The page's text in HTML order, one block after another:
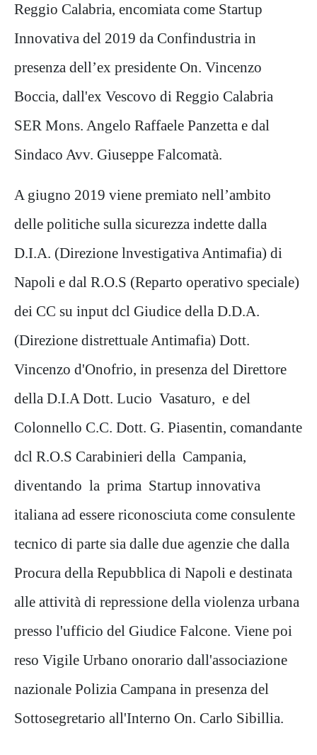
Reggio Calabria, encomiata come Startup
Innovativa del 2019 da Confindustria in
presenza dell’ex presidente On. Vincenzo
Boccia, dall'ex Vescovo di Reggio Calabria
SER Mons. Angelo Raffaele Panzetta e dal
Sindaco Avv. Giuseppe Falcomatà.
A giugno 2019 viene premiato nell’ambito
delle politiche sulla sicurezza indette dalla
D.I.A. (Direzione lnvestigativa Antimafia) di
Napoli e dal R.O.S (Reparto operativo speciale)
dei CC su input dcl Giudice della D.D.A.
(Direzione distrettuale Antimafia) Dott.
Vincenzo d'Onofrio, in presenza del Direttore
della D.I.A Dott. Lucio Vasaturo, e del
Colonnello C.C. Dott. G. Piasentin, comandante
dcl R.O.S Carabinieri della Campania,
diventando la prima Startup innovativa
italiana ad essere riconosciuta come consulente
tecnico di parte sia dalle due agenzie che dalla
Procura della Repubblica di Napoli e destinata
alle attività di repressione della violenza urbana
presso l'ufficio del Giudice Falcone. Viene poi
reso Vigile Urbano onorario dall'associazione
nazionale Polizia Campana in presenza del
Sottosegretario all'Interno On. Carlo Sibillia.